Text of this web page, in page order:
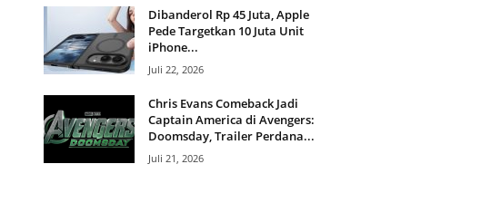
Dibanderol Rp 45 Juta, Apple
Pede Targetkan 10 Juta Unit
iPhone...
Juli 22, 2026
Chris Evans Comeback Jadi
Captain America di Avengers:
Doomsday, Trailer Perdana...
Juli 21, 2026